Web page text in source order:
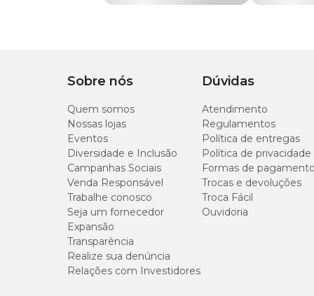
Onde comprar brinquedos para pássaros?
Você encontra o Brinquedo Balanço Argola para
uma de nossas lojas físicas . Confira também nossa
bem-estar ao seu companheiro!
Sobre nós
Quem somos
Nossas lojas
Eventos
Diversidade e Inclusão
Campanhas Sociais
Venda Responsável
Trabalhe conosco
Seja um fornecedor
Expansão
Transparência
Realize sua denúncia
Relações com Investidores
Dúvidas
Atendimento
Regulamentos
Política de entregas
Política de privacidade
Formas de pagamento
Trocas e devoluções
Troca Fácil
Ouvidoria